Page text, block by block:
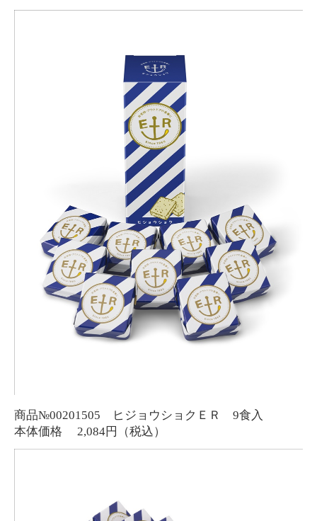
商品№00201505 ヒジョウショクＥＲ 9食入
本体価格 2,084円（税込）